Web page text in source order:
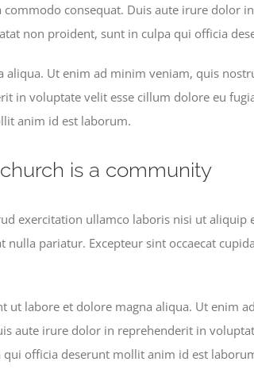
consequat. Duis aute irure dolor
non proident, sunt in culpa qui officia
Ut enim ad minim veniam, quis
in voluptate velit esse cillum dolore eu
anim id est laborum.
is a community
exercitation ullamco laboris nisi ut aliquip
pariatur. Excepteur sint occaecat
ut labore et dolore magna aliqua. Ut enim
aute irure dolor in reprehenderit in
officia deserunt mollit anim id est